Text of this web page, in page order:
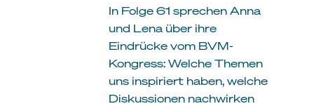
In Folge 61 sprechen Anna
und Lena über ihre
Eindrücke vom BVM-
Kongress: Welche Themen
uns inspiriert haben, welche
Diskussionen nachwirken